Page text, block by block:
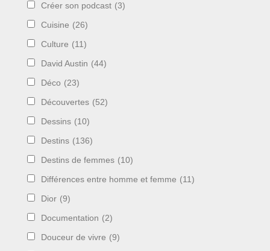
Créer son podcast (3)
Cuisine (26)
Culture (11)
David Austin (44)
Déco (23)
Découvertes (52)
Dessins (10)
Destins (136)
Destins de femmes (10)
Différences entre homme et femme (11)
Dior (9)
Documentation (2)
Douceur de vivre (9)